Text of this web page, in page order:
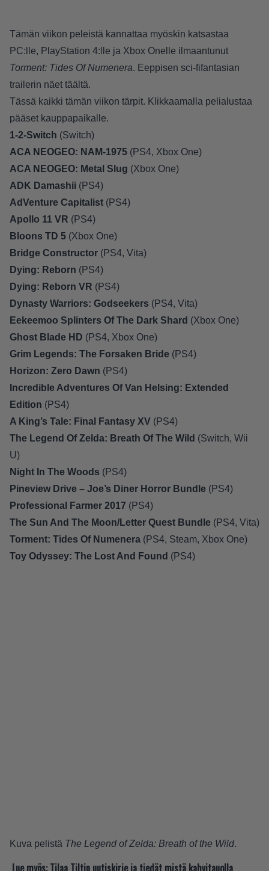
Tämän viikon peleistä kannattaa myöskin katsastaa
PC:lle, PlayStation 4:lle ja Xbox Onelle ilmaantunut
Torment: Tides Of Numenera. Eeppisen sci-fifantasian
trailerin näet täältä.
Tässä kaikki tämän viikon tärpit. Klikkaamalla pelialustaa
pääset kauppapaikalle.
1-2-Switch (Switch)
ACA NEOGEO: NAM-1975 (PS4, Xbox One)
ACA NEOGEO: Metal Slug (Xbox One)
ADK Damashii (PS4)
AdVenture Capitalist (PS4)
Apollo 11 VR (PS4)
Bloons TD 5 (Xbox One)
Bridge Constructor (PS4, Vita)
Dying: Reborn (PS4)
Dying: Reborn VR (PS4)
Dynasty Warriors: Godseekers (PS4, Vita)
Eekeemoo Splinters Of The Dark Shard (Xbox One)
Ghost Blade HD (PS4, Xbox One)
Grim Legends: The Forsaken Bride (PS4)
Horizon: Zero Dawn (PS4)
Incredible Adventures Of Van Helsing: Extended
Edition (PS4)
A King’s Tale: Final Fantasy XV (PS4)
The Legend Of Zelda: Breath Of The Wild (Switch, Wii
U)
Night In The Woods (PS4)
Pineview Drive – Joe’s Diner Horror Bundle (PS4)
Professional Farmer 2017 (PS4)
The Sun And The Moon/Letter Quest Bundle (PS4, Vita)
Torment: Tides Of Numenera (PS4, Steam, Xbox One)
Toy Odyssey: The Lost And Found (PS4)
Kuva pelistä The Legend of Zelda: Breath of the Wild.
Lue myös: Tilaa Tiltin uutiskirje ja tiedät mistä kahvitauolla